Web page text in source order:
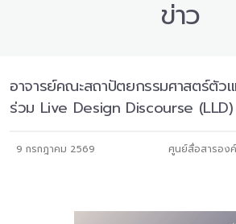
ข่าว
อาจารย์คณะสถาปัตยกรรมศาสตร์ตัวแ
ร่วม Live Design Discourse
9 กรกฎาคม 2569 ศูนย์สื่อสารอง